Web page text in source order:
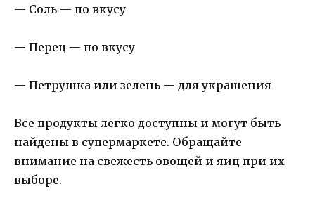
— Соль — по вкусу
— Перец — по вкусу
— Петрушка или зелень — для украшения
Все продукты легко доступны и могут быть
найдены в супермаркете. Обращайте
внимание на свежесть овощей и яиц при их
выборе.